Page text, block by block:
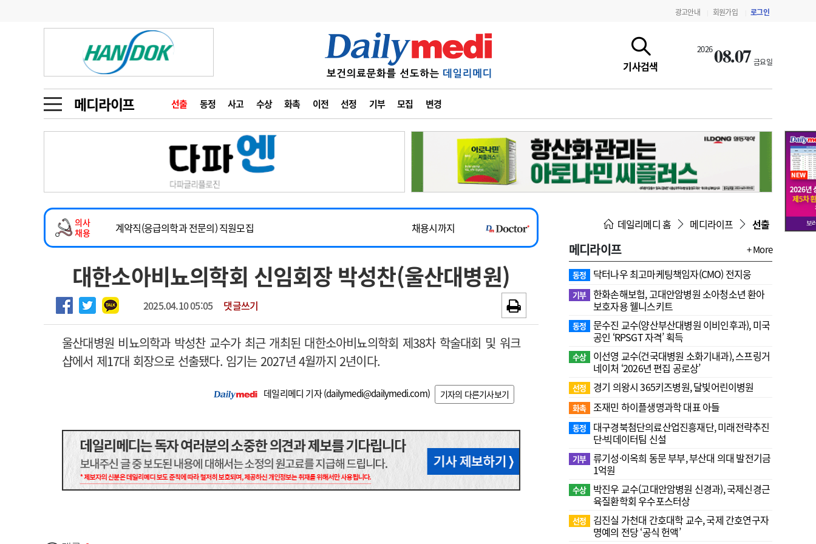
광고안내 회원가입 로그인
기사검색
202608.07 금요일
메디라이프 선출 동정 사고 수상 화촉 이전 선정 기부 모집 변경
금주의 검색어
1
의사인력 수급 추계
2
성분명 처방
3
AI의료
4
전공의 모집 결과
6
관리급여 실시
지필공 지원책
수련환경 개선
의과대학 입시
인사 사고
오피니언 수첩
인물 피플
동영상뉴스
포토뉴스
메디 Hospital 지역병원 중소병원
인포메이션 행정처분 판례 정책/통계 공시 지침·기준·평가 약제급여 심사 결과
고객센터 회사소개 법적고지 광고안내
의사
채용
2026년 하반기 인턴 모집
마취통증의학과 임기제 임상의사 채용
계약직(응급의학과 전문의) 직원모집
채용시까지
하반기 전공의(레지던트1년차) 모집
~2026-08-15
2026년 하반기 인턴 모집
~2026-08-31
마취통증의학과 임기제 임상의사 채용
대한소아비뇨의학회 신임회장 박성찬(울산대병원)
2025.04.10 05:05 댓글쓰기
울산대병원 비뇨의학과 박성찬 교수가 최근 개최된 대한소아비뇨의학회 제38차 학술대회 및 워크
샵에서 제17대 회장으로 선출됐다. 임기는 2027년 4월까지 2년이다.
데일리메디 기자 (dailymedi@dailymedi.com) 기자의 다른기사보기
데일리메디 홈 메디라이프 선출
메디라이프 + More
동정 닥터나우 최고마케팅책임자(CMO) 전지웅
기부 한화손해보험, 고대안암병원 소아청소년 환아
보호자용 웰니스키트
동정
문수진 교수( 양산부산대병원 이비인후과), 미국
공인 ‘RPSGT 자격’ 획득
수상
이선영 교수(건국대병원 소화기내과), 스프링거
네이처 ‘2026년 편집 공로상’
선정 경기 의왕시 365키즈병원, 달빛어린이병원
화촉 조재민 하이플생명과학 대표 아들
동정
대구경북첨단의료산업진흥재단, 미래전략추진
단·빅데이터팀 신설
기부 류기성·이옥희 동문 부부, 부산대 의대 발전기금
1억원
수상
박진우 교수(고대안암병원 신경과), 국제신경근
육질환학회 우수포스터상
선정
김진실 가천대 간호대학 교수, 국제 간호연구자
명예의 전당 ‘공식 헌액’